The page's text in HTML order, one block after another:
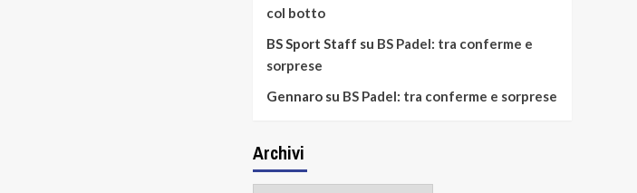
col botto
BS Sport Staff su BS Padel: tra conferme e
sorprese
Gennarosu BS Padel: tra conferme e sorprese
Archivi